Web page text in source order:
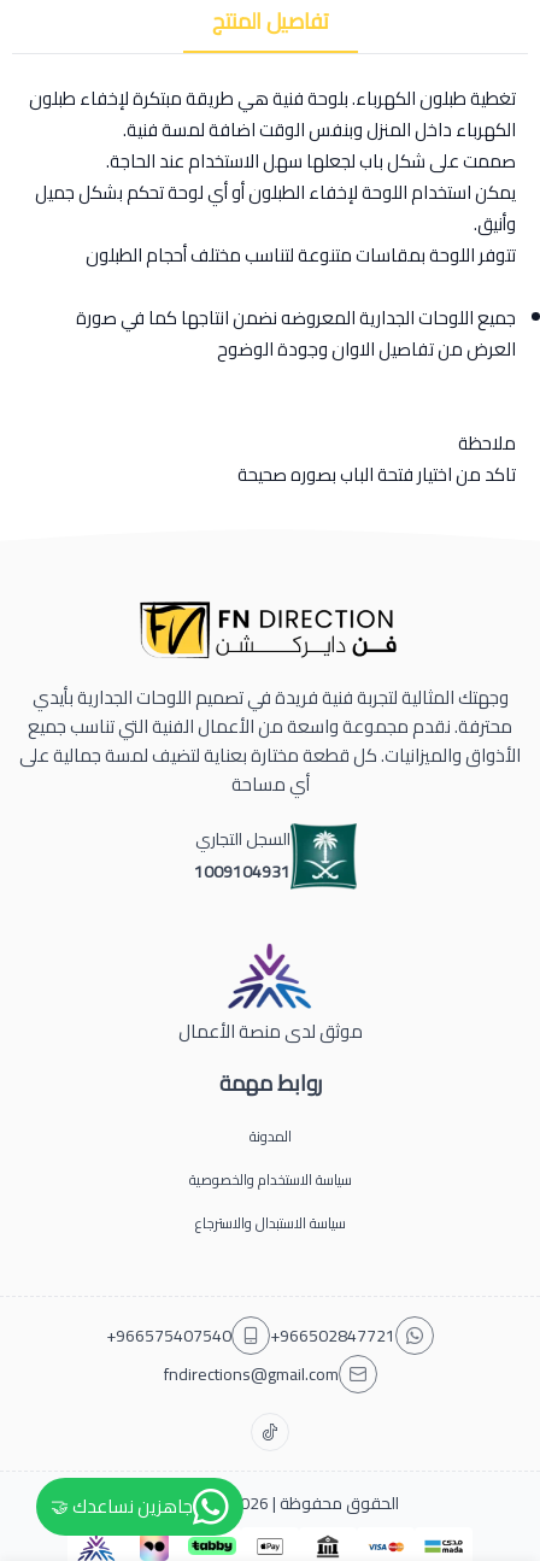
تفاصيل المنتج
تغطية طبلون الكهرباء. بلوحة فنية هي طريقة مبتكرة لإخفاء طبلون
الكهرباء داخل المنزل وبنفس الوقت اضافة لمسة فنية.
صممت على شكل باب لجعلها سهل الاستخدام عند الحاجة.
يمكن استخدام اللوحة لإخفاء الطبلون أو أي لوحة تحكم بشكل جميل
وأنيق.
تتوفر اللوحة بمقاسات متنوعة لتناسب مختلف أحجام الطبلون
جميع اللوحات الجدارية المعروضه نضمن انتاجها كما في صورة
العرض من تفاصيل الاوان وجودة الوضوح
ملاحظة
تاكد من اختيار فتحة الباب بصوره صحيحة
روابط مهمة
المدونة
سياسة الاستخدام والخصوصية
سياسة الاستبدال والاسترجاع
وجهتك المثالية لتجربة فنية فريدة في تصميم اللوحات الجدارية بأيدي
محترفة. نقدم مجموعة واسعة من الأعمال الفنية التي تناسب جميع
الأذواق والميزانيات. كل قطعة مختارة بعناية لتضيف لمسة جمالية على
أي مساحة
السجل التجاري
1009104931
موثق لدى منصة الأعمال
+966502847721
+966575407540
fndirections@gmail.com
الحقوق محفوظة | 2026 فن دايركشن
جاهزين نساعدك 🤝